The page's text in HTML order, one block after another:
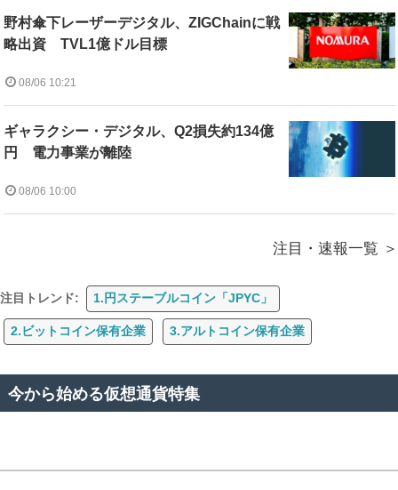
野村傘下レーザーデジタル、ZIGChainに戦
略出資 TVL1億ドル目標
08/06 10:21
ギャラクシー・デジタル、Q2損失約134億
円 電力事業が離陸
08/06 10:00
注目・速報一覧
注目トレンド: 1.円ステーブルコイン「JPYC」
2.ビットコイン保有企業 3.アルトコイン保有企業
今から始める仮想通貨特集